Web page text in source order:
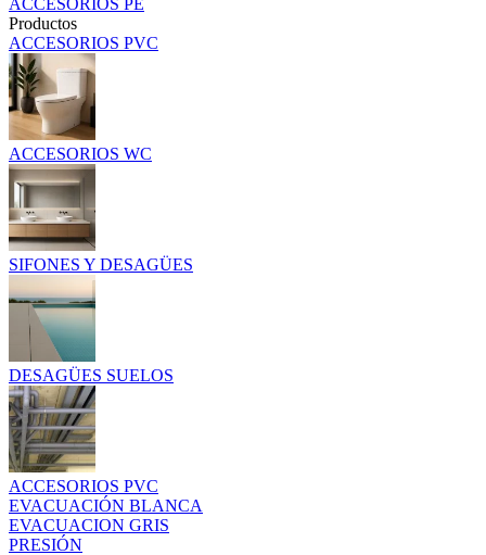
ACCESORIOS PE
Productos
ACCESORIOS PVC
ACCESORIOS WC
SIFONES Y DESAGÜES
DESAGÜES SUELOS
ACCESORIOS PVC
EVACUACIÓN BLANCA
EVACUACION GRIS
PRESIÓN